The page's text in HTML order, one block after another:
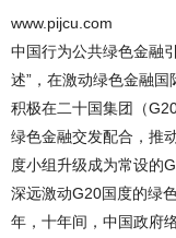
www.pijcu.com
中国行为公共绿色金融
述”，在激动绿色金融
积极在二十国集团（
绿色金融交发配合，推
度小组升级成为常设的
深远激动G20国度的绿
年，十年间，中国政府